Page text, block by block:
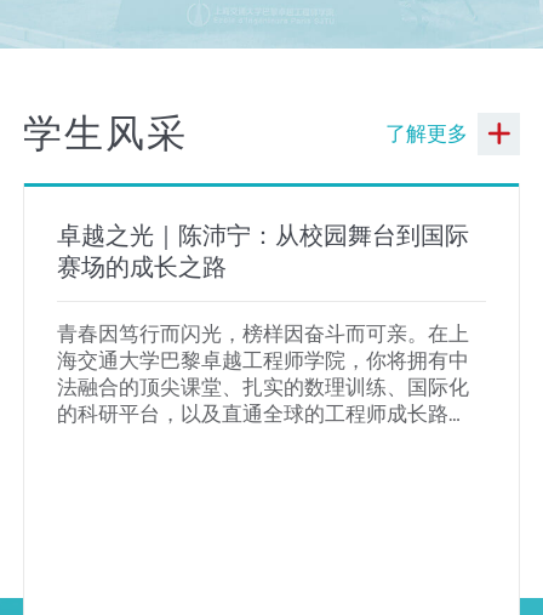
学生风采 了解更多
卓越之光｜陈沛宁：从校园舞台到国际
赛场的成长之路
青春因笃行而闪光，榜样因奋斗而可亲。在上
海交通大学巴黎卓越工程师学院，你将拥有中
法融合的顶尖课堂、扎实的数理训练、国际化
的科研平台，以及直通全球的工程师成长路